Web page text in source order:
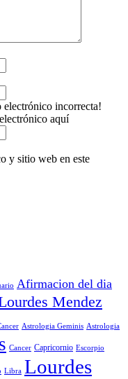
electrónico incorrecta!
aquí
y sitio web en este
Afirmacion del dia
Mendez
Astrologia Geminis Astrologia
Cancer Capricornio Escorpio
Libra Lourdes